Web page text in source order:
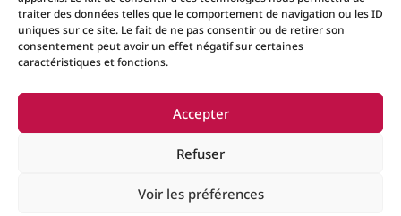
traiter des données telles que le comportement de navigation ou les ID
uniques sur ce site. Le fait de ne pas consentir ou de retirer son
consentement peut avoir un effet négatif sur certaines
caractéristiques et fonctions.
Accepter
Refuser
Voir les préférences
Accueil Contact Boutique
Événements
Mentions Légales
Conditions générales de
ventes